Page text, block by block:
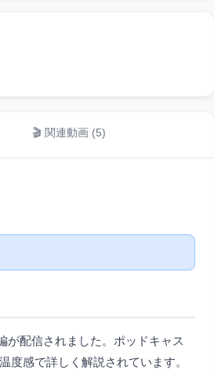
🎬 関連動画 (5)
が配信されました。ポッドキャス
度感で詳しく解説されています。